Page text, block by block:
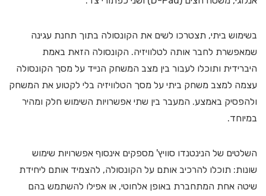
בשימוש ביתי, תצטרכו לשים את הקונסולה בתוך תחנת עגינה
שמאפשרת לחבר אותה לטלוויזיה. הקונסולה הזאת באמת
היברידית ותוכלו לעבור בין מצב המשחק הנייד על מסך הקונסולה
עצמה למצב משחק ביתי על מסך הטלוויזיה בלי לקטוע את המשחק
ולהפסיק באמצע. המעבר בין שתי אפשרויות השימוש חלק ומהיר
במיוחד.
השלטים של הנינטנדו סוויץ' מספקים אינסוף אפשרויות שימוש
שונות: תוכלו להרכיב אותם על הקונסולה, להצמיד אותם ליחידת
שיטה אחת המתחברת באופן אלחוטי, או אפילו להשתמש בהם